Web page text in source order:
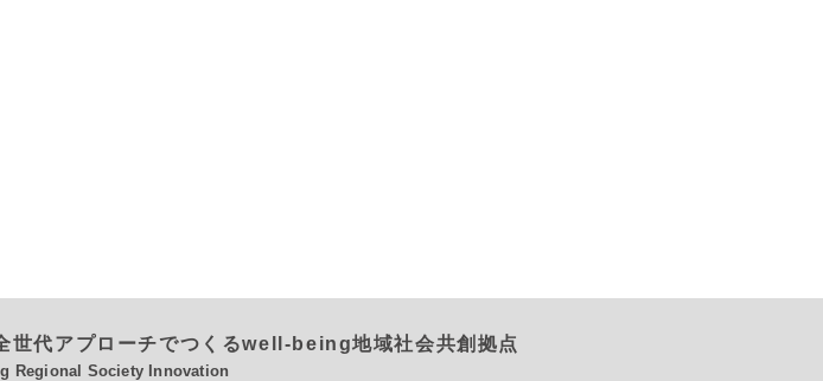
世代アプローチでつくるwell-being地域社会共創拠点
Regional Society Innovation